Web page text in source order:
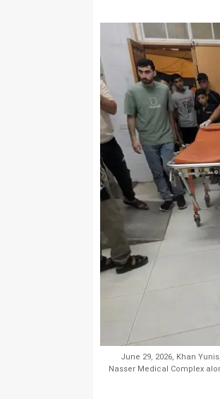
June 29, 2026, Khan
Nasser Medical Complex